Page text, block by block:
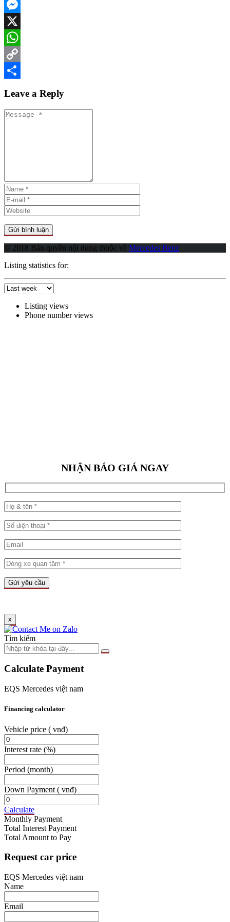
Facebook
Messenger
X
WhatsApp
Copy
Leave a Reply
© 2018 Bản quyền nội dung thuộc về Mercedes Benz
Listing statistics for:
Listing views
Phone number views
NHẬN BÁO GIÁ NGAY
x
Tìm kiếm
Calculate Payment
EQS Mercedes việt nam
Financing calculator
Vehicle price ( vnđ)
Interest rate (%)
Period (month)
Down Payment ( vnđ)
Calculate
Monthly Payment
Total Interest Payment
Total Amount to Pay
Request car price
EQS Mercedes việt nam
Name
Email